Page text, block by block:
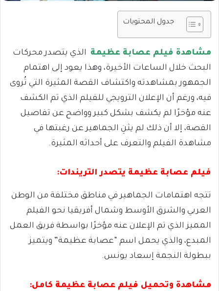
جدول المحتويات
مشاهدة فيلم عصابة عظيمة الذي يتصدر محركات
البحث خلال الساعات الأخيرة، وهذا يعود إلى اهتمام
الجمهور بمشاهدته واكتشاف القصة المثيرة التي تُروى
فيه، ورغم أن الإعلان الترويجي للفيلم الذي تم الكشف
عنه مؤخرًا لم يكشف بشكل كبير وواضح عن تفاصيل
القصة، إلا أن ذلك لم يثنِ الجماهير عن رغبتها في
مشاهدة الفيلم والتعرف على أحداثه المثيرة.
فيلم عصابة عظيمة يتصدر التريندات:
تتجه اهتمامات الجماهير في مناطق مختلفة من الوطن
العربي والشرق الأوسط وشمال أفريقيا نحو الفيلم
المميز الذي تم الإعلان عنه مؤخرًا بواسطة فريق العمل
المبدع، والذي يحمل اسم “عصابة عظيمة” ويتميز
ببطولة النجمة إسعاد يونس.
مشاهدة وتحميل فيلم عصابة عظيمة كامل: